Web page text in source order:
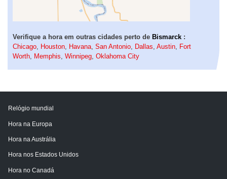
Verifique a hora em outras cidades perto de Bismarck :
Chicago Houston Havana San Antonio Dallas Austin Fort
Worth Memphis Winnipeg Oklahoma City
Relógio mundial
Hora na Europa
Hora na Austrália
Hora nos Estados Unidos
Hora no Canadá